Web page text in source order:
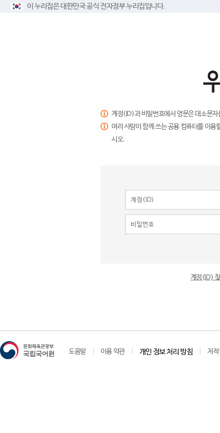
이 누리집은 대한민국 공식 전자정부 누리집입니다.
계정(ID)과 비밀번호에서 영문은 대소문
여러 사람이 함께 쓰는 공용 컴퓨터를 이
시오.
계정(ID)
도움말 이용 약관 개인 정보 처리 방침 저